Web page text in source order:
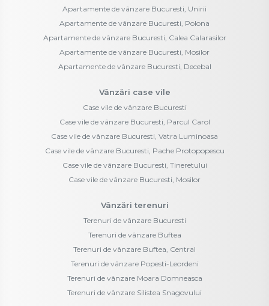
Apartamente de vânzare Bucuresti, Unirii
Apartamente de vânzare Bucuresti, Polona
Apartamente de vânzare Bucuresti, Calea Calarasilor
Apartamente de vânzare Bucuresti, Mosilor
Apartamente de vânzare Bucuresti, Decebal
Vânzări case vile
Case vile de vânzare Bucuresti
Case vile de vânzare Bucuresti, Parcul Carol
Case vile de vânzare Bucuresti, Vatra Luminoasa
Case vile de vânzare Bucuresti, Pache Protopopescu
Case vile de vânzare Bucuresti, Tineretului
Case vile de vânzare Bucuresti, Mosilor
Vânzări terenuri
Terenuri de vânzare Bucuresti
Terenuri de vânzare Buftea
Terenuri de vânzare Buftea, Central
Terenuri de vânzare Popesti-Leordeni
Terenuri de vânzare Moara Domneasca
Terenuri de vânzare Silistea Snagovului